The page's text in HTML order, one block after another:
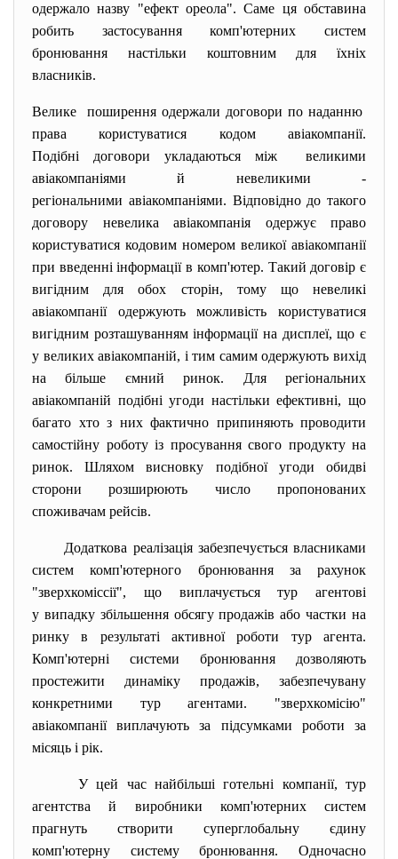
одержало назву "ефект ореола". Саме ця обставина
робить застосування комп'ютерних систем
бронювання настільки коштовним для їхніх
власників.
Велике поширення одержали договори по наданню
права користуватися кодом авіакомпанії.
Подібні договори укладаються між великими
авіакомпаніями й невеликими -
регіональними авіакомпаніями. Відповідно до такого
договору невелика авіакомпанія одержує право
користуватися кодовим номером великої авіакомпанії
при введенні інформації в комп'ютер. Такий договір є
вигідним для обох сторін, тому що невеликі
авіакомпанії одержують можливість користуватися
вигідним розташуванням інформації на дисплеї, що є
у великих авіакомпаній, і тим самим одержують вихід
на більше ємний ринок. Для регіональних
авіакомпаній подібні угоди настільки ефективні, що
багато хто з них фактично припиняють проводити
самостійну роботу із просування свого продукту на
ринок. Шляхом висновку подібної угоди обидві
сторони розширюють число пропонованих
споживачам рейсів.
Додаткова реалізація забезпечується власниками
систем комп'ютерного бронювання за рахунок
"зверхкоміссії", що виплачується тур агентові
у випадку збільшення обсягу продажів або частки на
ринку в результаті активної роботи тур агента.
Комп'ютерні системи бронювання дозволяють
простежити динаміку продажів, забезпечувану
конкретними тур агентами. "зверхкомісію"
авіакомпанії виплачують за підсумками роботи за
місяць і рік.
У цей час найбільші готельні компанії, тур
агентства й виробники комп'ютерних систем
прагнуть створити суперглобальну єдину
комп'ютерну систему бронювання. Одночасно